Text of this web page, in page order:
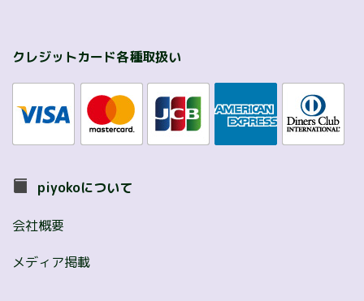
クレジットカード各種取扱い
piyokoについて
会社概要
メディア掲載